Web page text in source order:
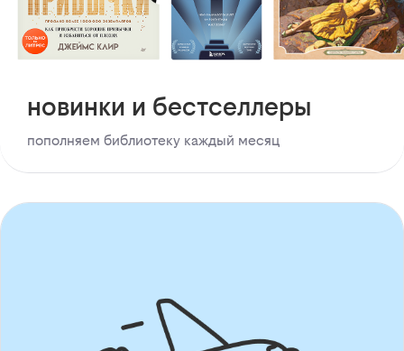
новинки и бестселлеры
пополняем библиотеку каждый месяц